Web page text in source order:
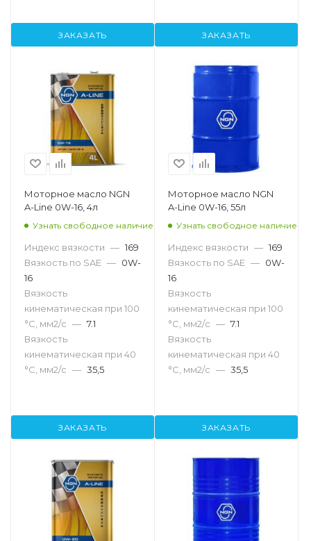
ЗАКАЗАТЬ ЗАКАЗАТЬ
Моторное масло NGN
A-Line 0W-16, 4л
Узнать свободное наличие
Индекс вязкости — 169
Вязкость по SAE — 0W-
16
Вязкость
кинематическая при 100
°С, мм2/с — 7.1
Вязкость
кинематическая при 40
°С, мм2/с — 35,5
ЗАКАЗАТЬ
Моторное масло NGN
A-Line 0W-16, 55л
Узнать свободное наличие
Индекс вязкости — 169
Вязкость по SAE — 0W-
16
Вязкость
кинематическая при 100
°С, мм2/с — 7.1
Вязкость
кинематическая при 40
°С, мм2/с — 35,5
ЗАКАЗАТЬ